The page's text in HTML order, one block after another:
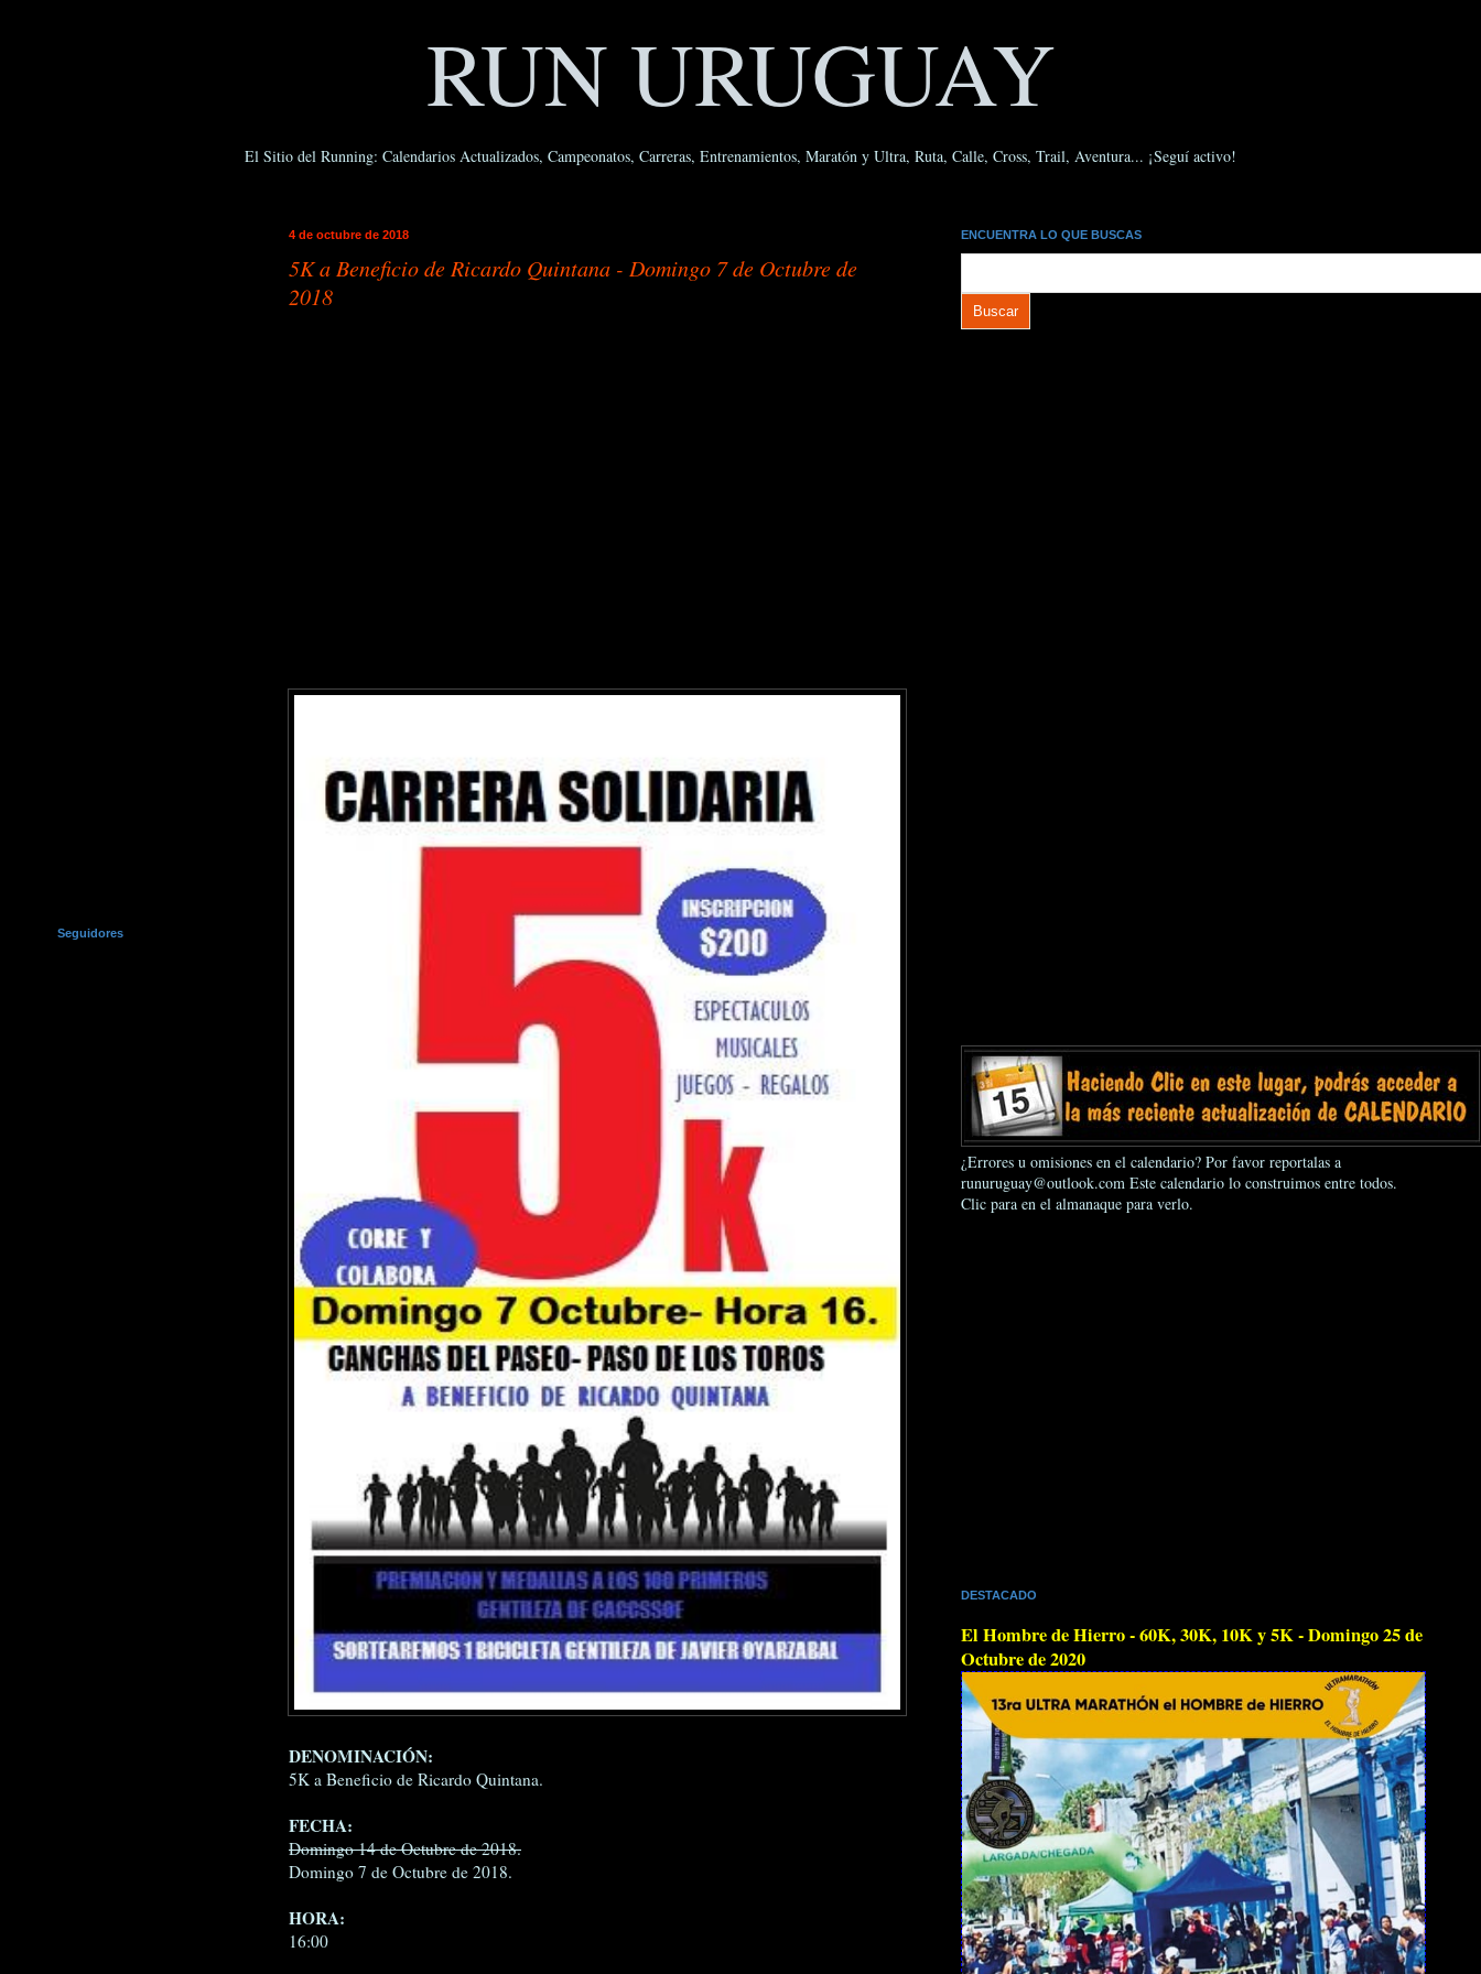
RUN URUGUAY
El Sitio del Running: Calendarios Actualizados, Campeonatos, Carreras, Entrenamientos, Maratón y Ultra, Ruta, Calle, Cross, Trail, Aventura... ¡Seguí activo!
4 de octubre de 2018
5K a Beneficio de Ricardo Quintana - Domingo 7 de Octubre de
2018
DENOMINACIÓN:
5K a Beneficio de Ricardo Quintana.
FECHA:
Domingo 14 de Octubre de 2018.
Domingo 7 de Octubre de 2018.
HORA:
16:00
Seguidores
ENCUENTRA LO QUE BUSCAS
¿Errores u omisiones en el calendario? Por favor reportalas a
runuruguay@outlook.com Este calendario lo construimos entre todos.
Clic para en el almanaque para verlo.
DESTACADO
El Hombre de Hierro - 60K, 30K, 10K y 5K - Domingo 25 de
Octubre de 2020